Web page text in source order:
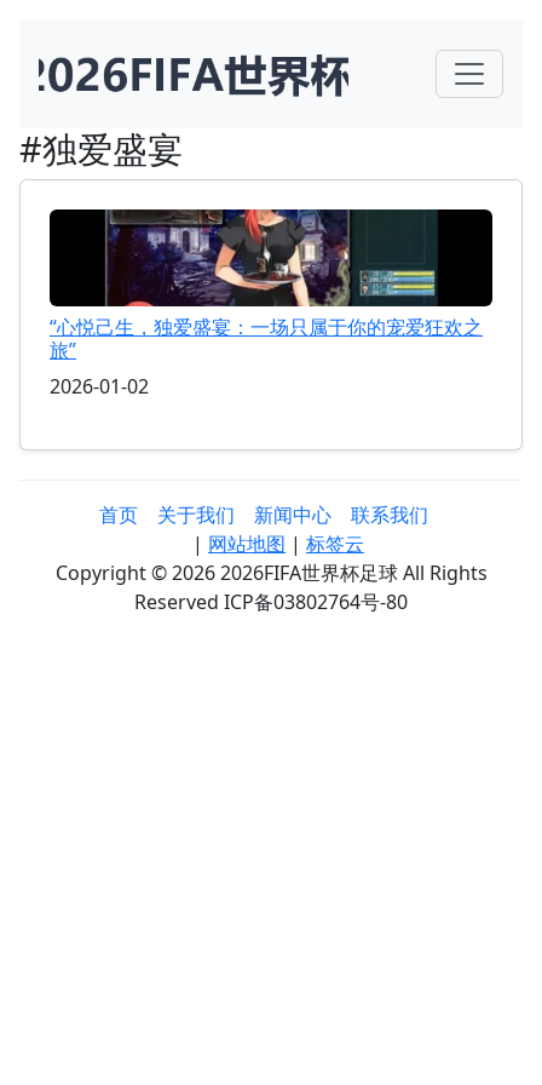
#独爱盛宴
“心悦己生，独爱盛宴：一场只属于你的宠爱狂欢之
旅”
2026-01-02
首页 关于我们 新闻中心
联系我们
| 网站地图 | 标签云
Copyright © 2026 2026FIFA世界杯足球 All Rights
Reserved ICP备03802764号-80